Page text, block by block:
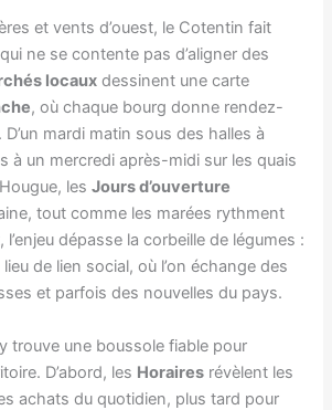
et vents d’ouest, le Cotentin fait
ne se contente pas d’aligner des
locaux dessinent une carte
, où chaque bourg donne rendez-
mardi matin sous des halles à
à un mercredi après-midi sur les quais
lesJours d’ouverture
tout comme les marées rythment
dépasse la corbeille de légumes :
de lien social, où l’on échange des
et parfois des nouvelles du pays.
trouve une boussole fiable pour
D’abord, les Horaires révèlent les
achats du quotidien, plus tard pour